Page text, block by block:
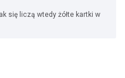
się liczą wtedy żółte kartki w